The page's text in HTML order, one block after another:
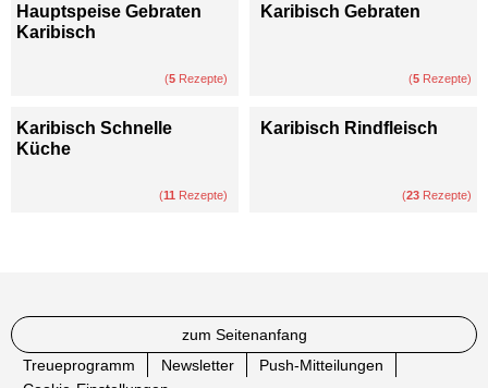
Hauptspeise Gebraten
Karibisch
(5 Rezepte)
Karibisch Gebraten
(5 Rezepte)
Karibisch Schnelle
Küche
(11 Rezepte)
Karibisch Rindfleisch
(23 Rezepte)
zum Seitenanfang
Treueprogramm
Newsletter
Push-Mitteilungen